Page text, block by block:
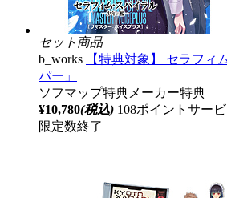
セット商品
b_works
【特典対象】 セラフ
パー」
ソフマップ特典 メーカー特典
¥10,780(税込) 108ポイントサー
限定数終了